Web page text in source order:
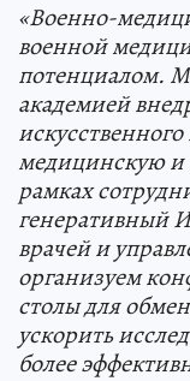
«Военно-
военной
потенциалом.
академией
медицинскую и
рамках
генеративный
врачей и
организуем
столы для
ускорить
более